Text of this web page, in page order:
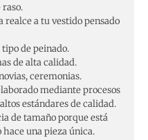
raso.
realce a tu vestido pensado
de peinado.
de alta calidad.
ceremonias.
mediante procesos
estándares de calidad.
de tamaño porque está
una pieza única.